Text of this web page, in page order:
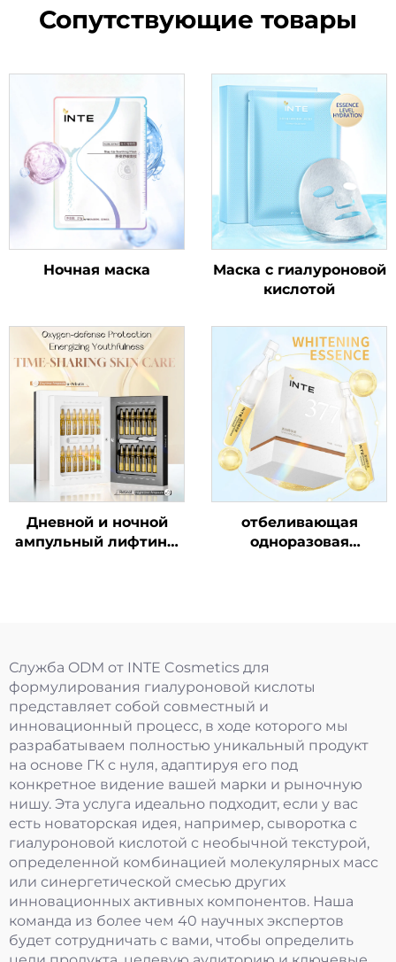
Сопутствующие товары
Ночная маска
Маска с гиалуроновой
кислотой
Дневной и ночной
ампульный лифтинг-
отбеливающая
одноразовая
Служба ODM от INTE Cosmetics для
формулирования гиалуроновой кислоты
представляет собой совместный и
инновационный процесс, в ходе которого мы
разрабатываем полностью уникальный продукт
на основе ГК с нуля, адаптируя его под
конкретное видение вашей марки и рыночную
нишу. Эта услуга идеально подходит, если у вас
есть новаторская идея, например, сыворотка с
гиалуроновой кислотой с необычной текстурой,
определенной комбинацией молекулярных масс
или синергетической смесью других
инновационных активных компонентов. Наша
команда из более чем 40 научных экспертов
будет сотрудничать с вами, чтобы определить